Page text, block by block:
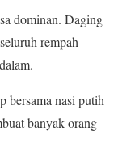
dominan. Daging
rempah
bersama nasi putih
banyak orang